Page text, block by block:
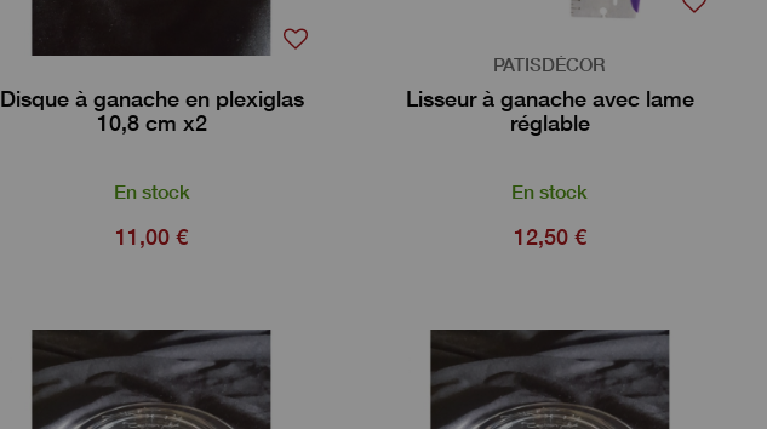
Disque à ganache en plexiglas
10,8 cm x2
En stock
11,00 €
PATISDÉCOR
Lisseur à ganache avec lame
réglable
En stock
12,50 €